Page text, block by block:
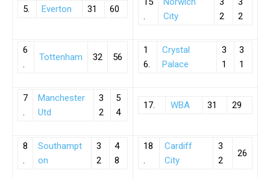
5. Everton 31 60
.
City
2
2
6
.
Tottenham 32 56
1
6.
Crystal
Palace
3
1
3
1
7
.
Manchester
Utd
3
2
5
4
17. WBA 31 29
8
.
Southampt
on
3
2
4
8
18
.
Cardiff
City
3
2
26